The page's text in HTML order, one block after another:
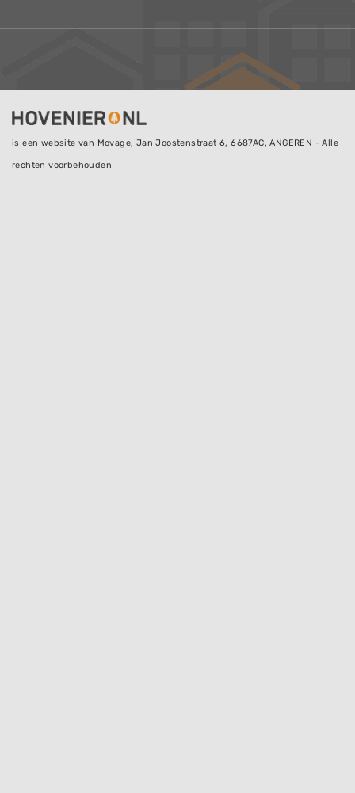
is een website van Movage, Jan Joostenstraat 6, 6687AC, ANGEREN - Alle
rechten voorbehouden